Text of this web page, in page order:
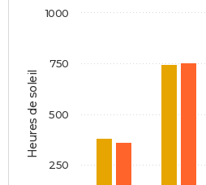
Heures de soleil
1000
250
500
750